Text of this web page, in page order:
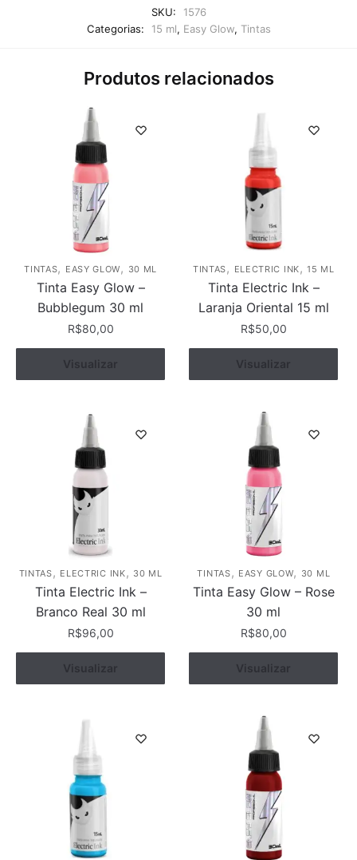
SKU:
1576
Categorias:
15 ml, Easy Glow, Tintas
Produtos relacionados
TINTAS, EASY GLOW, 30 ML
Tinta Easy Glow –
Bubblegum 30 ml
R$80,00
Comprar
Visualizar
TINTAS, ELECTRIC INK,15 ML
Tinta Electric Ink –
Laranja Oriental 15 ml
R$50,00
Comprar
Visualizar
TINTAS, ELECTRIC INK, 30 ML
Tinta Electric Ink –
Branco Real 30 ml
R$96,00
Comprar
Visualizar
TINTAS, EASY GLOW, 30 ML
Tinta Easy Glow – Rose
30 ml
R$80,00
Comprar
Visualizar